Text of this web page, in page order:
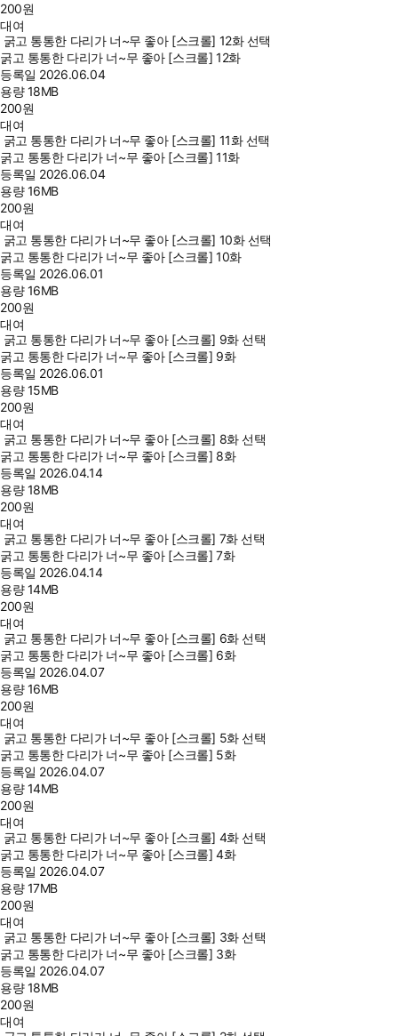
200원
대여
굵고 통통한 다리가 너~무 좋아 [스크롤] 12화 선택
굵고 통통한 다리가 너~무 좋아 [스크롤] 12화
등록일 2026.06.04
용량18MB
200원
대여
굵고 통통한 다리가 너~무 좋아 [스크롤] 11화 선택
굵고 통통한 다리가 너~무 좋아 [스크롤] 11화
등록일 2026.06.04
용량16MB
200원
대여
굵고 통통한 다리가 너~무 좋아 [스크롤] 10화 선택
굵고 통통한 다리가 너~무 좋아 [스크롤] 10화
등록일 2026.06.01
용량16MB
200원
대여
굵고 통통한 다리가 너~무 좋아 [스크롤] 9화 선택
굵고 통통한 다리가 너~무 좋아 [스크롤] 9화
등록일 2026.06.01
용량15MB
200원
대여
굵고 통통한 다리가 너~무 좋아 [스크롤] 8화 선택
굵고 통통한 다리가 너~무 좋아 [스크롤] 8화
등록일 2026.04.14
용량18MB
200원
대여
굵고 통통한 다리가 너~무 좋아 [스크롤] 7화 선택
굵고 통통한 다리가 너~무 좋아 [스크롤] 7화
등록일 2026.04.14
용량14MB
200원
대여
굵고 통통한 다리가 너~무 좋아 [스크롤] 6화 선택
굵고 통통한 다리가 너~무 좋아 [스크롤] 6화
등록일 2026.04.07
용량16MB
200원
대여
굵고 통통한 다리가 너~무 좋아 [스크롤] 5화 선택
굵고 통통한 다리가 너~무 좋아 [스크롤] 5화
등록일 2026.04.07
용량14MB
200원
대여
굵고 통통한 다리가 너~무 좋아 [스크롤] 4화 선택
굵고 통통한 다리가 너~무 좋아 [스크롤] 4화
등록일 2026.04.07
용량17MB
200원
대여
굵고 통통한 다리가 너~무 좋아 [스크롤] 3화 선택
굵고 통통한 다리가 너~무 좋아 [스크롤] 3화
등록일 2026.04.07
용량18MB
200원
대여